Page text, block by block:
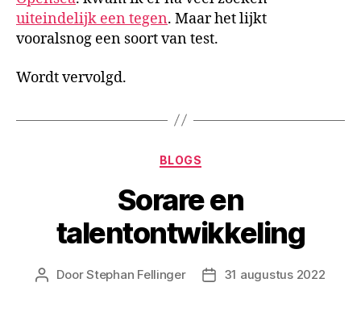
uiteindelijk een tegen. Maar het lijkt
vooralsnog een soort van test.
Wordt vervolgd.
BLOGS
Sorare en
talentontwikkeling
DoorStephan Fellinger 31 augustus 2022